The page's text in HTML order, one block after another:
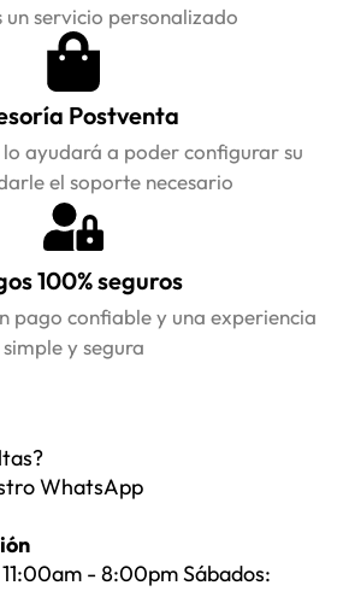
un servicio personalizado
Postventa
ayudará a poder configurar su
el soporte necesario
100% seguros
pago confiable y una experiencia
simple y segura
WhatsApp
- 8:00pm Sábados: